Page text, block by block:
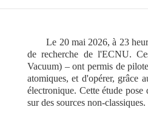
Le 20 mai 2026, à 23
de recherche de l'ECNU.
Vacuum) – ont permis de
atomiques, et d'opérer, grâce
électronique. Cette étude pose
sur des sources non-classiques.